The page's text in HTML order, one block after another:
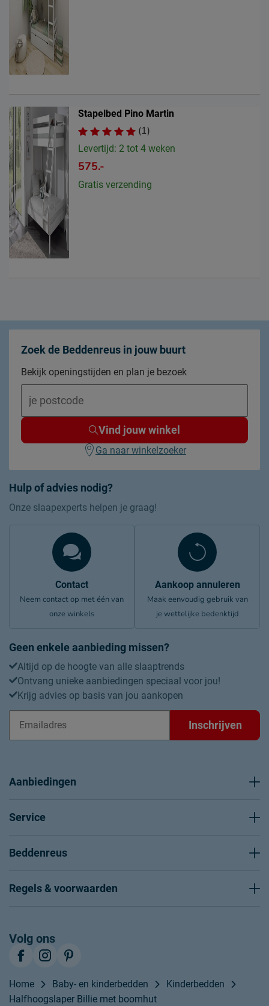
Stapelbed Pino Martin
(1)
Levertijd: 2 tot 4 weken
575.-
Gratis verzending
Hulp of advies nodig?
Onze slaapexperts helpen je graag!
Contact
Neem contact op met één van
onze winkels
Aankoop annuleren
Maak eenvoudig gebruik van
je wettelijke bedenktijd
Geen enkele aanbieding missen?
Altijd op de hoogte van alle slaaptrends
Ontvang unieke aanbiedingen speciaal voor jou!
Krijg advies op basis van jou aankopen
Inschrijven
Zoek de Beddenreus in jouw buurt
Bekijk openingstijden en plan je bezoek
Vind jouw winkel
Ga naar winkelzoeker
Aanbiedingen
Service
Beddenreus
Regels & voorwaarden
Volg ons
Home Baby- en kinderbedden
Kinderbedden
Halfhoogslaper Billie met boomhut